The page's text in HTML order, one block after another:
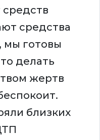
средств
средства
готовы
делать
жертв
близких